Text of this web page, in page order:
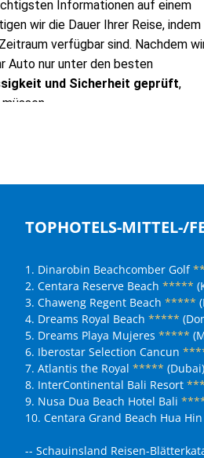
TOPHOTELS-MITTEL-/
1. Dinarobin Beachcomber Golf
2. Centara Reserve Beach *****
3. Chaweng Regent Beach *****
4. Dreams Royal Beach *****
5. Dreams Playa Mujeres *****
6. Iberostar Selection Cancun
7. Atlantis the Royal ***** (Dubai)
8. InterContinental Bali Resort
9. Nusa Dua Beach Hotel Bali
10. Centara Grand Beach Hua Hin
-- Schauinsland Reisen-